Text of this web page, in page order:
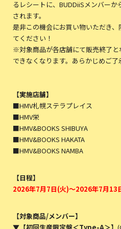
るレシートに、BUDDiiSメンバー
されます。
是非この機会にお買い物いただき
てください！
※対象商品が各店舗にて販売終了
できなくなります。あらかじめご了
【実施店舗】
■HMV札幌ステラプレイス
■HMV栄
■HMV&BOOKS SHIBUYA
■HMV&BOOKS HAKATA
■HMV&BOOKS NAMBA
【日程】
2026年7月7日(火)～2026年7月13
【対象商品/メンバー】